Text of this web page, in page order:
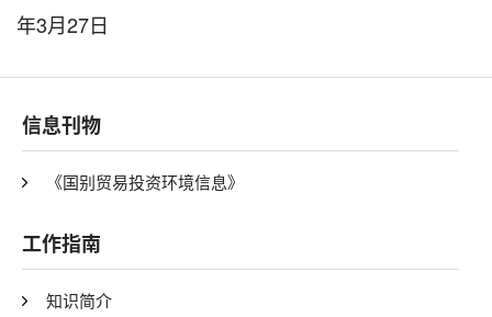
年3月27日
信息刊物
《国别贸易投资环境信息》
工作指南
知识简介